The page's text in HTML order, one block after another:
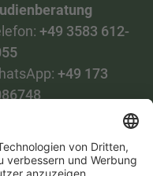
+49 3583 612-
+49 173